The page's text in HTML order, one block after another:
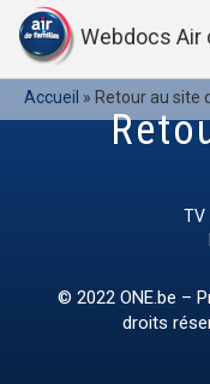
Webdocs Air
Accueil » Retour au site
TV
© 2022 ONE.be –
droits